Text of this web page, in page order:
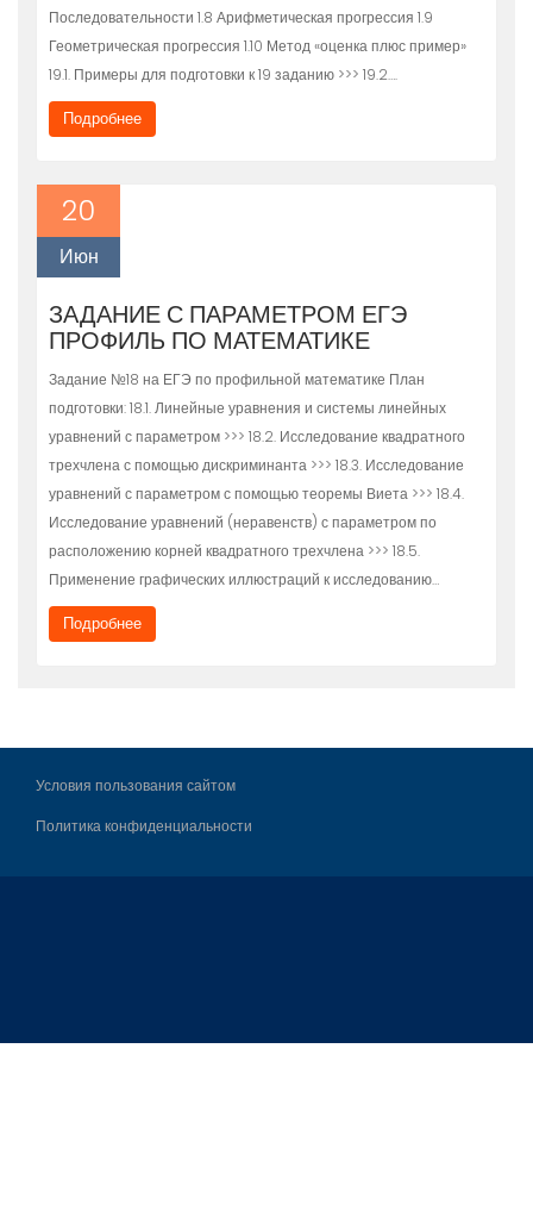
Последовательности 1.8 Арифметическая прогрессия 1.9
Геометрическая прогрессия 1.10 Метод «оценка плюс пример»
19.1. Примеры для подготовки к 19 заданию >>> 19.2….
Подробнее
20
Июн
ЗАДАНИЕ С ПАРАМЕТРОМ ЕГЭ
ПРОФИЛЬ ПО МАТЕМАТИКЕ
Задание №18 на ЕГЭ по профильной математике План
подготовки: 18.1. Линейные уравнения и системы линейных
уравнений с параметром >>> 18.2. Исследование квадратного
трехчлена с помощью дискриминанта >>> 18.3. Исследование
уравнений с параметром с помощью теоремы Виета >>> 18.4.
Исследование уравнений (неравенств) с параметром по
расположению корней квадратного трехчлена >>> 18.5.
Применение графических иллюстраций к исследованию…
Подробнее
Условия пользования сайтом
Политика конфиденциальности